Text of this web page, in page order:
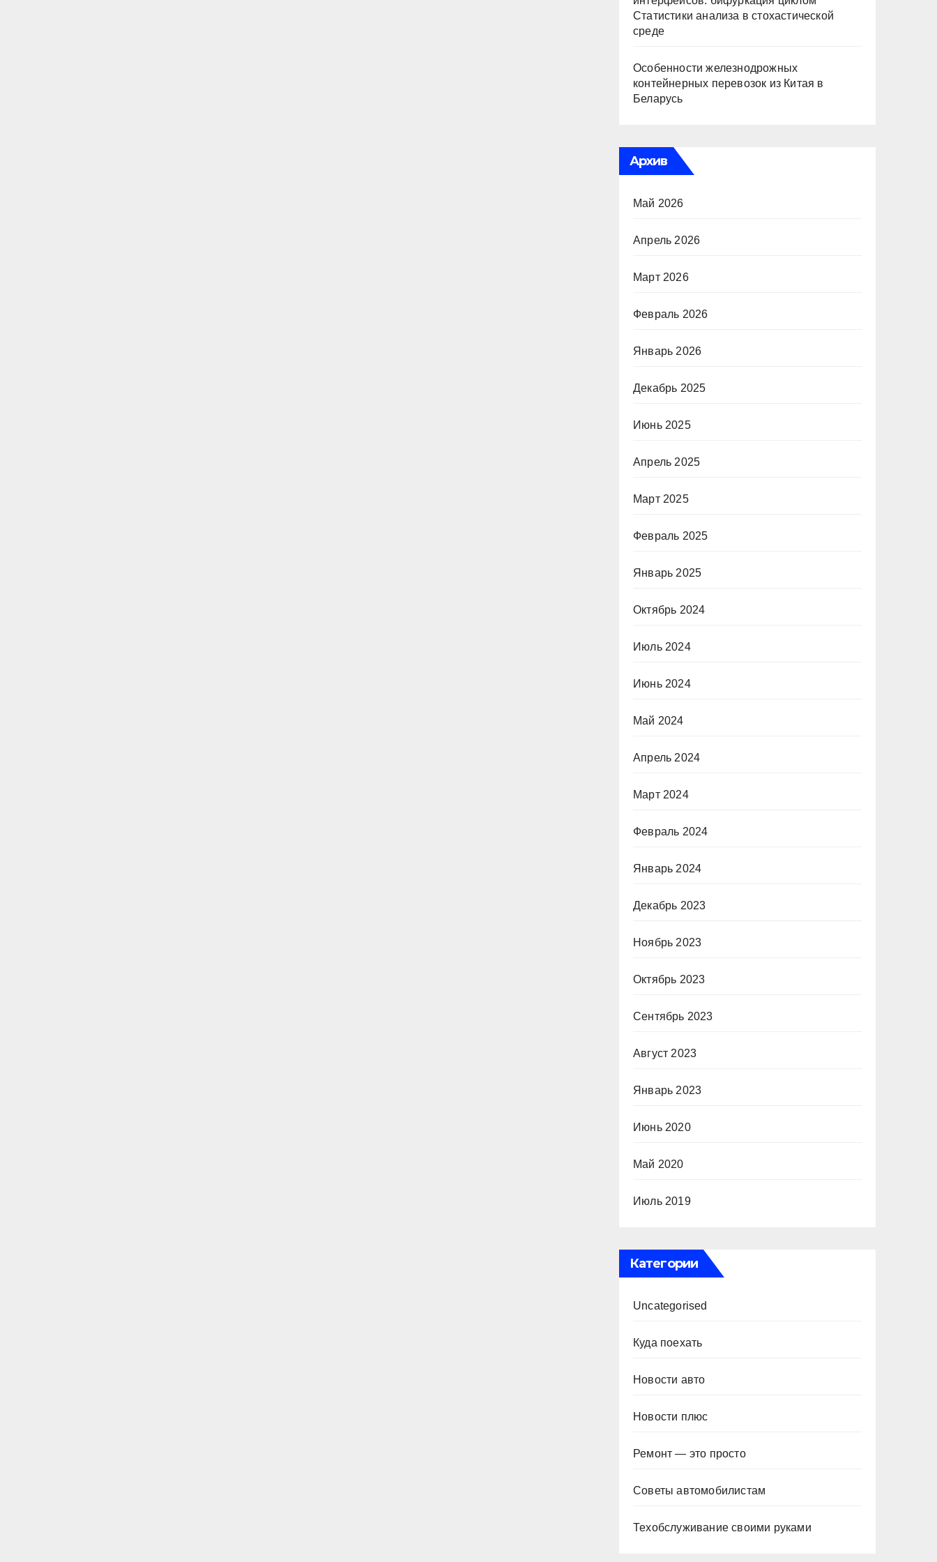
Статистики анализа в стохастической
среде
Особенности железнодрожных
контейнерных перевозок из Китая в
Беларусь
Архив
Май 2026
Апрель 2026
Март 2026
Февраль 2026
Январь 2026
Декабрь 2025
Июнь 2025
Апрель 2025
Март 2025
Февраль 2025
Январь 2025
Октябрь 2024
Июль 2024
Июнь 2024
Май 2024
Апрель 2024
Март 2024
Февраль 2024
Январь 2024
Декабрь 2023
Ноябрь 2023
Октябрь 2023
Сентябрь 2023
Август 2023
Январь 2023
Июнь 2020
Май 2020
Июль 2019
Категории
Uncategorised
Куда поехать
Новости авто
Новости плюс
Ремонт — это просто
Советы автомобилистам
Техобслуживание своими руками